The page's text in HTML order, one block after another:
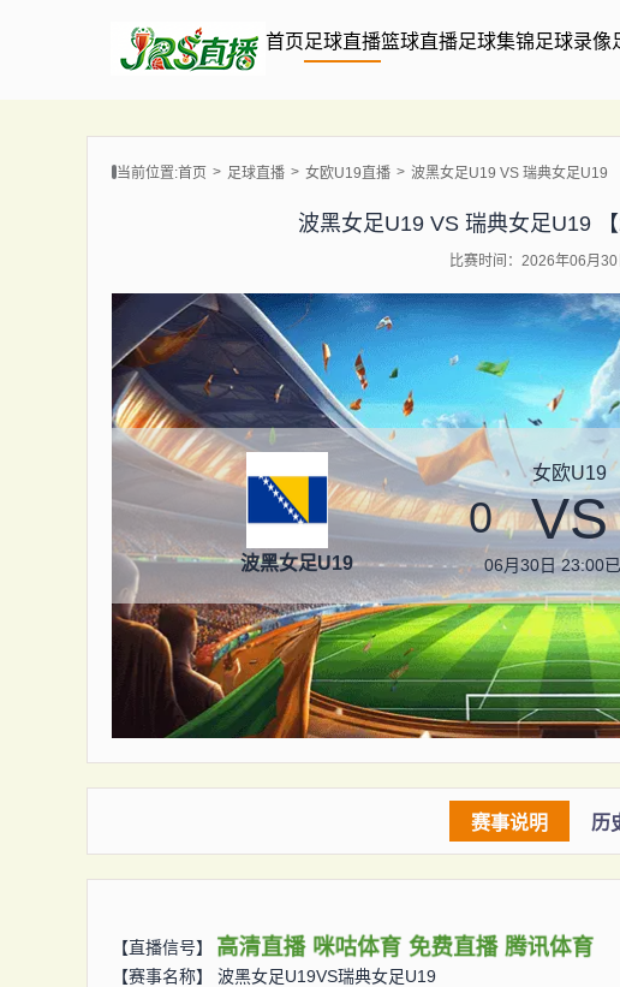
首页足球直播篮球直播足球集锦足球录像
当前位置:首页 足球直播 女欧U19直播 波黑女足U19 VS 瑞典女足U19
波黑女足U19 VS 瑞典女足U19
比赛时间：2026年06月
波黑女足U19
女欧U19
0 VS
06月30日 23:00
赛事说明 历
【直播信号】 高清直播 咪咕体育 免费直播 腾讯体育
【赛事名称】 波黑女足U19VS瑞典女足U19